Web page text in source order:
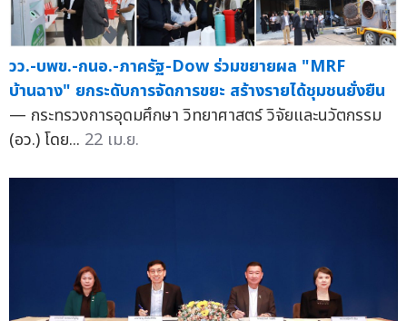
วว.-บพข.-กนอ.-ภาครัฐ-Dow ร่วมขยายผล "MRF
บ้านฉาง" ยกระดับการจัดการขยะ สร้างรายได้ชุมชนยั่งยืน
— กระทรวงการอุดมศึกษา วิทยาศาสตร์ วิจัยและนวัตกรรม
(อว.) โดย... 22 เม.ย.